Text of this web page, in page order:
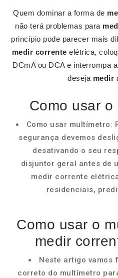
Quem dominar a forma de
não terá problemas para
princípio pode parecer mais
medir corrente elétrica,
DCmA ou DCA e interrompa
deseja medir
Como usar
Como usar multímetro:
segurança devemos
desativando o seu
disjuntor geral antes de
medir corrente
residenciais,
Como usar o
medir
Neste artigo vamos
correto do multímetro